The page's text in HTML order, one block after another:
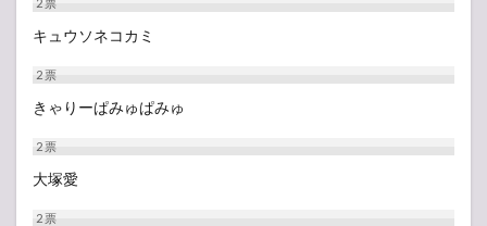
キュウソネコカミ
2票
きゃりーぱみゅぱみゅ
2票
大塚愛
2票